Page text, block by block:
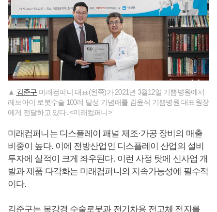
▲ 김준구 미래컴퍼니 대표(왼쪽)가 2021년 3월12일 기쁨병원에서
레보아이 로봇수술 100례 달성 기념패를 김윤식 기쁨병원 대표원장
에게 전달하고 있다. <미래컴퍼니>
미래컴퍼니는 디스플레이 패널 제조·가공 장비의 매출
비중이 높다. 이에 전방산업인 디스플레이 산업의 설비
투자에 실적이 크게 좌우된다. 이런 사정 탓에 신사업 개
발과 제품 다각화는 미래컴퍼니의 지속가능성에 필수적
이다.
김준구는 복강경 수술로봇과 전기차용 전고체 전지를